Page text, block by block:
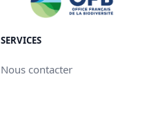
SERVICES
Nous contacter